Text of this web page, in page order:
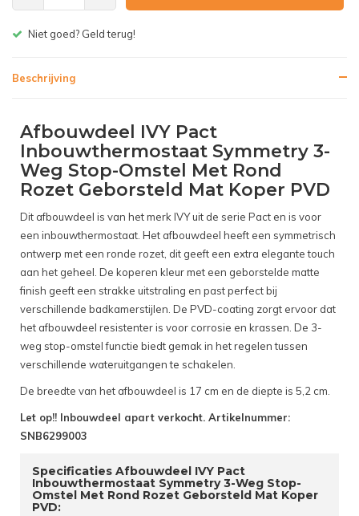
Gratis bezorgen v.a. € 150,- (NL)
Beschrijving
Afbouwdeel IVY Pact
Inbouwthermostaat Symmetry 3-
Weg Stop-Omstel Met Rond
Rozet Geborsteld Mat Koper PVD
Dit afbouwdeel is van het merk IVY uit de serie Pact en is voor
een inbouwthermostaat. Het afbouwdeel heeft een symmetrisch
ontwerp met een ronde rozet, dit geeft een extra elegante touch
aan het geheel. De koperen kleur met een geborstelde matte
finish geeft een strakke uitstraling en past perfect bij
verschillende badkamerstijlen. De PVD-coating zorgt ervoor dat
het afbouwdeel resistenter is voor corrosie en krassen. De 3-
weg stop-omstel functie biedt gemak in het regelen tussen
verschillende wateruitgangen te schakelen.
De breedte van het afbouwdeel is 17 cm en de diepte is 5,2 cm.
Let op!! Inbouwdeel apart verkocht. Artikelnummer:
SNB6299003
Specificaties Afbouwdeel IVY Pact
Inbouwthermostaat Symmetry 3-Weg Stop-
Omstel Met Rond Rozet Geborsteld Mat Koper
PVD: